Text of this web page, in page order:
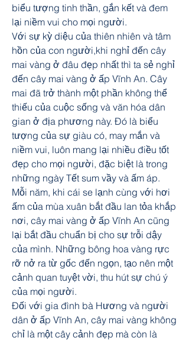
biểu tượng tinh thần, gắn kết và đem
lại niềm vui cho mọi người.
Với sự kỳ diệu của thiên nhiên và tâm
hồn của con người,khi nghỉ đến cây
mai vàng ở đâu đẹp nhất thì ta sẻ nghỉ
đến cây mai vàng ở ấp Vĩnh An. Cây
mai đã trở thành một phần không thể
thiếu của cuộc sống và văn hóa dân
gian ở địa phương này. Đó là biểu
tượng của sự giàu có, may mắn và
niềm vui, luôn mang lại nhiều điều tốt
đẹp cho mọi người, đặc biệt là trong
những ngày Tết sum vầy và ấm áp.
Mỗi năm, khi cái se lạnh cùng với hơi
ấm của mùa xuân bắt đầu lan tỏa khắp
nơi, cây mai vàng ở ấp Vĩnh An cũng
lại bắt đầu chuẩn bị cho sự trỗi dậy
của mình. Những bông hoa vàng rực
rỡ nở ra từ gốc đến ngọn, tạo nên một
cảnh quan tuyệt vời, thu hút sự chú ý
của mọi người.
Đối với gia đình bà Hương và người
dân ở ấp Vĩnh An, cây mai vàng không
chỉ là một cây cảnh đẹp mà còn là